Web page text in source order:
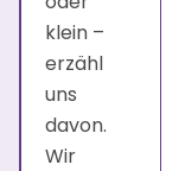
klein –
erzähl
uns
davon.
Wir